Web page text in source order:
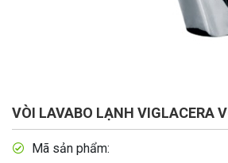
VÒI LAVABO LẠNH VIGLACERA
Mã sản phẩm: